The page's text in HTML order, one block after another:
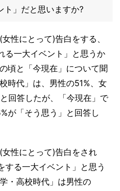
ト」だと思いますか?
性にとって)告白をする、
る一大イベント」と思うか
頃と「今現在」について聞
時代」は、男性の51%、女
回答したが、「今現在」で
が「そう思う」と回答し
性にとって)告白をされ
する一大イベント」と思う
・高校時代」は男性の